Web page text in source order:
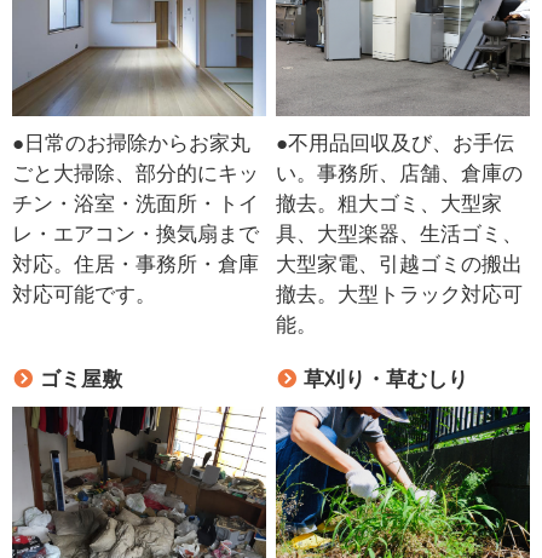
●日常のお掃除からお家丸
ごと大掃除、部分的にキッ
チン・浴室・洗面所・トイ
レ・エアコン・換気扇まで
対応。住居・事務所・倉庫
対応可能です。
●不用品回収及び、お手伝
い。事務所、店舗、倉庫の
撤去。粗大ゴミ、大型家
具、大型楽器、生活ゴミ、
大型家電、引越ゴミの搬出
撤去。大型トラック対応可
能。
ゴミ屋敷 草刈り・草むしり